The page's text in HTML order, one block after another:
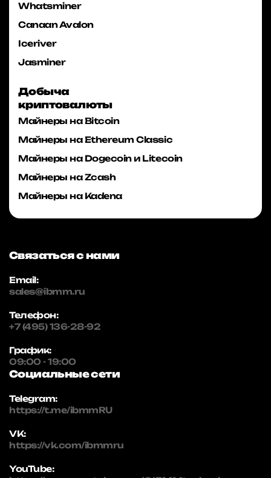
Whatsminer
Canaan Avalon
Iceriver
Jasminer
Добыча
криптовалюты
Майнеры на Bitcoin
Майнеры на Ethereum Classic
Майнеры на Dogecoin и Litecoin
Майнеры на Zcash
Майнеры на Kadena
Связаться с нами
Email:
sales@ibmm.ru
Телефон:
+7 (495) 136-28-92
График:
09:00 - 19:00
Социальные сети
Telegram:
https://t.me/ibmmRU
VK:
https://vk.com/ibmmru
YouTube: